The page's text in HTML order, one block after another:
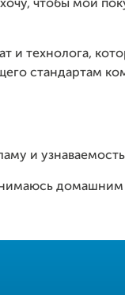
чтобы мои
и технолога,
стандартам
и